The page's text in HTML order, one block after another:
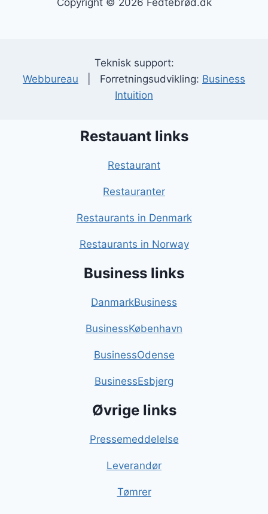
Copyright © 2026 Fedtebrød.dk
Teknisk support:
Webbureau | Forretningsudvikling: Business
Intuition
Restauant links
Restaurant
Restauranter
Restaurants in Denmark
Restaurants in Norway
Business links
DanmarkBusiness
BusinessKøbenhavn
BusinessOdense
BusinessEsbjerg
Øvrige links
Pressemeddelelse
Leverandør
Tømrer